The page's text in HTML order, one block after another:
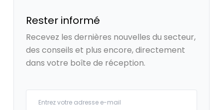
Rester informé
Recevez les dernières nouvelles du secteur,
des conseils et plus encore, directement
dans votre boîte de réception.